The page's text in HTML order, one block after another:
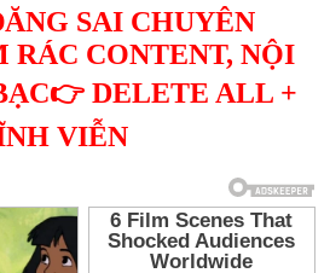
SAI CHUYÊN
RÁC CONTENT, NỘI
DELETE ALL +
VIỄN